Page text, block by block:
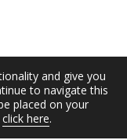
and give you
to navigate this
placed on your
click here.